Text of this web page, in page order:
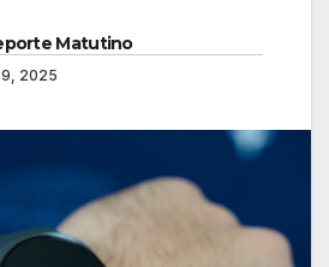
Matutino
2025